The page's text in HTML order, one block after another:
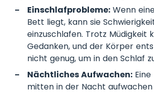
Einschlafprobleme: Wenn
Bett liegt, kann sie
einzuschlafen. Trotz Müdigkeit
Gedanken, und der Körper
nicht genug, um in den Schlaf
Nächtliches Aufwachen:
mitten in der Nacht aufwachen